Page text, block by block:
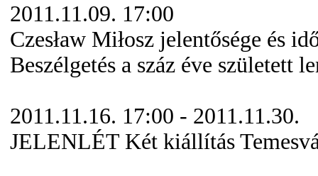
2011.11.09. 17:00
Czesław Miłosz jelentősége és
Beszélgetés a száz éve született
2011.11.16. 17:00 - 2011.11.30.
JELENLÉT Két kiállítás